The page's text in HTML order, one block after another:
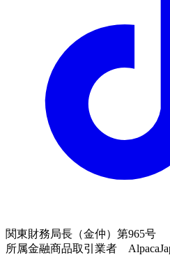
関東財務局長（金仲）第965号
所属金融商品取引業者